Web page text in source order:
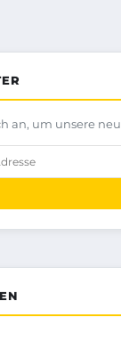
an, um unsere